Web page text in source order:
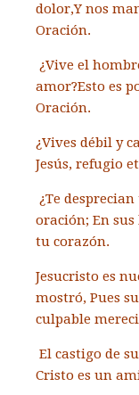
dolor,Y nos
Oración.
¿Vive el
amor?Esto es
Oración.
¿Vives débil y
Jesús, refugio
¿Te
oración; En
tu corazón.
Jesucristo es
mostró, Pues
culpable
El castigo de
Cristo es un